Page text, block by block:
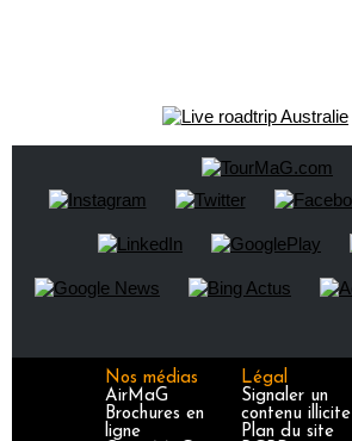
Nos médias
AirMaG
Brochures en
ligne
Légal
Signaler un
contenu illicite
Plan du site